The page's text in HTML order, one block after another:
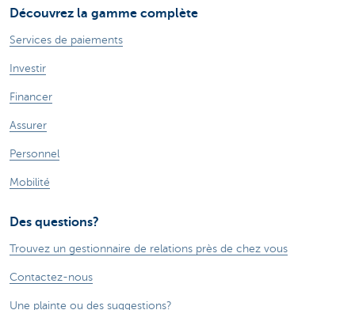
Découvrez la gamme complète
Services de paiements
Investir
Financer
Assurer
Personnel
Mobilité
Des questions?
Trouvez un gestionnaire de relations près de chez vous
Contactez-nous
Une plainte ou des suggestions?